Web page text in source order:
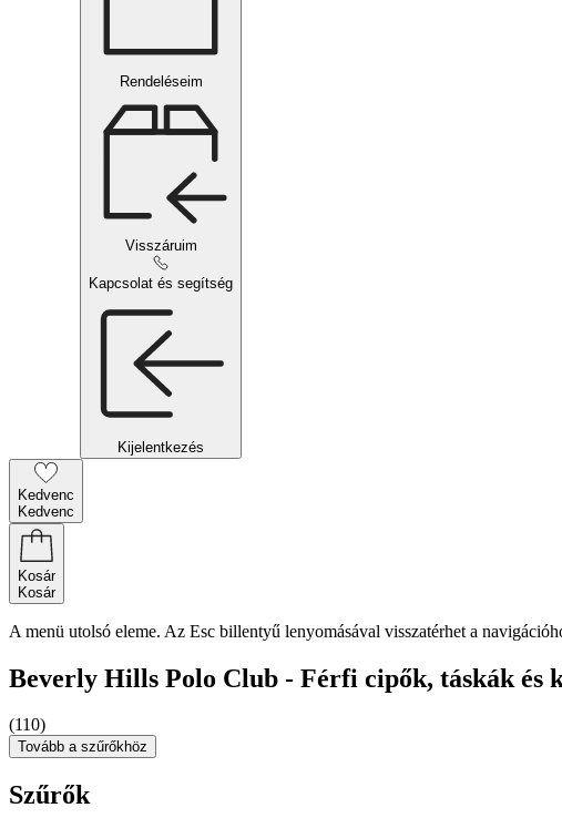
Rendeléseim
Visszáruim
Kapcsolat és segítség
Kijelentkezés
Kedvenc
Kedvenc
Kosár
Kosár
A menü utolsó eleme. Az Esc billentyű lenyomásával visszatérhet a
Beverly Hills Polo Club - Férfi cipők, táskák és
(110)
Tovább a szűrőkhöz
Szűrők